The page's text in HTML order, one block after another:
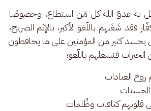
به عدوّ الله كل مَن استطاع، وخصوصًا
فقد شَغَلهم باللّغو الأكبر، بالإثم الصريح،
يحسد كثير من المؤمنين على ما يحافظون
فيَشغلهم باللّغو؛
العبادات
الحسنات
قلوبهم كثافات وظُلمات